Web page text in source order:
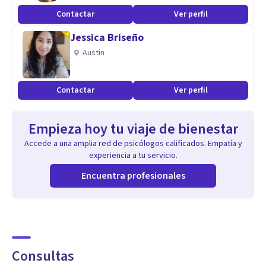
Psicóloga Cognitiva Acreditada por la Academia de Terapia
Cognitiva de Filadelfia - USA.
Psicóloga acreditada como psicoterapeuta experta en
Psicología Clínica y de la Salud por EuroPsy - EFPA.
Contactar Ver perfil
Jessica Briseño
Austin
Contactar Ver perfil
Empieza hoy tu viaje de bienestar
Accede a una amplia red de psicólogos calificados. Empatía y
experiencia a tu servicio.
Encuentra profesionales
Consultas